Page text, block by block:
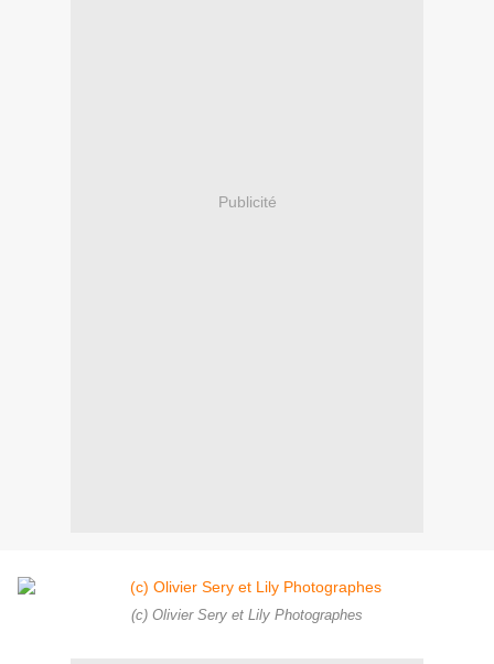
Publicité
(c) Olivier Sery et Lily Photographes